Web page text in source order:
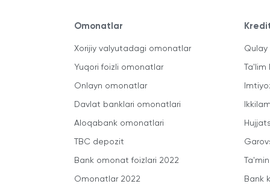
Omonatlar
Xorijiy valyutadagi omonatlar
Yuqori foizli omonatlar
Onlayn omonatlar
Davlat banklari omonatlari
Aloqabank omonatlari
TBC depozit
Bank omonat foizlari 2022
Omonatlar 2022
Ta'lim
Bank